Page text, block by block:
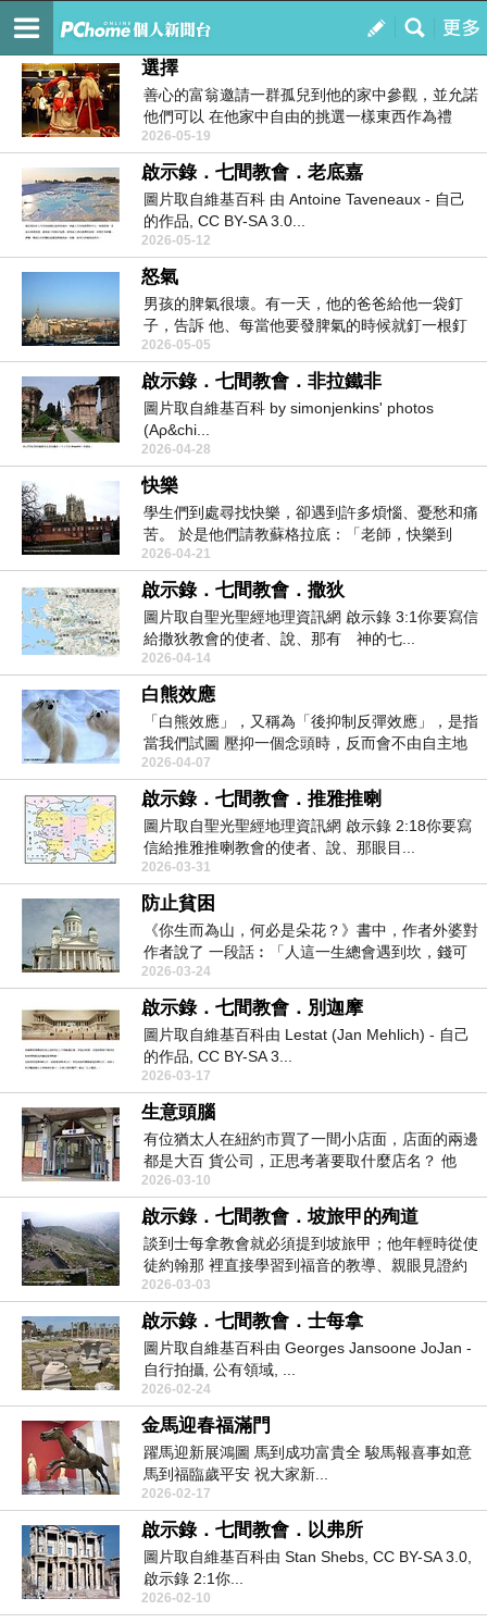
我的
訂閱
繞著地球跑
選擇
善心的富翁邀請一群孤兒到他的家中參觀，並允諾
他們可以 在他家中自由的挑選一樣東西作為禮
物，於是每個...
2026-05-19
啟示錄．七間教會．老底嘉
圖片取自維基百科 由 Antoine Taveneaux - 自己
的作品, CC BY-SA 3.0...
2026-05-12
怒氣
男孩的脾氣很壞。有一天，他的爸爸給他一袋釘
子，告訴 他、每當他要發脾氣的時候就釘一根釘
子在後花園的...
2026-05-05
啟示錄．七間教會．非拉鐵非
圖片取自維基百科 by simonjenkins' photos
(Αρ&chi...
2026-04-28
快樂
學生們到處尋找快樂，卻遇到許多煩惱、憂愁和痛
苦。 於是他們請教蘇格拉底：「老師，快樂到
底...
2026-04-21
啟示錄．七間教會．撒狄
圖片取自聖光聖經地理資訊網 啟示錄 3:1你要寫信
給撒狄教會的使者、說、那有 神的七...
2026-04-14
白熊效應
「白熊效應」，又稱為「後抑制反彈效應」，是指
當我們試圖 壓抑一個念頭時，反而會不由自主地
反覆想起它...
2026-04-07
啟示錄．七間教會．推雅推喇
圖片取自聖光聖經地理資訊網 啟示錄 2:18你要寫
信給推雅推喇教會的使者、說、那眼目...
2026-03-31
防止貧困
《你生而為山，何必是朵花？》書中，作者外婆對
作者說了 一段話︰「人這一生總會遇到坎，錢可
以幫你過濾...
2026-03-24
啟示錄．七間教會．別迦摩
圖片取自維基百科由 Lestat (Jan Mehlich) - 自己
的作品, CC BY-SA 3...
2026-03-17
生意頭腦
有位猶太人在紐約市買了一間小店面，店面的兩邊
都是大百 貨公司，正思考著要取什麼店名？ 他
後...
2026-03-10
啟示錄．七間教會．坡旅甲的殉道
談到士每拿教會就必須提到坡旅甲；他年輕時從使
徒約翰那 裡直接學習到福音的教導、親眼見證約
翰的事工，...
2026-03-03
啟示錄．七間教會．士每拿
圖片取自維基百科由 Georges Jansoone JoJan -
自行拍攝, 公有領域, ...
2026-02-24
金馬迎春福滿門
躍馬迎新展鴻圖 馬到成功富貴全 駿馬報喜事如意
馬到福臨歲平安 祝大家新...
2026-02-17
啟示錄．七間教會．以弗所
圖片取自維基百科由 Stan Shebs, CC BY-SA 3.0,
啟示錄 2:1你...
2026-02-10